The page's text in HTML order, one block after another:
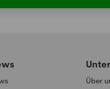
Über